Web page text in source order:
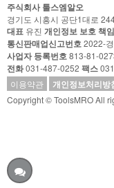
주식회사 툴스엠알오
경기도 시흥시 공단1대로
대표 유진 개인정보 보호 책
통신판매업신고번호2022-
사업자 등록번호813-81-
전화031-487-0252 팩스
이용약관
개인정보처리방
Copyright © ToolsMRO All